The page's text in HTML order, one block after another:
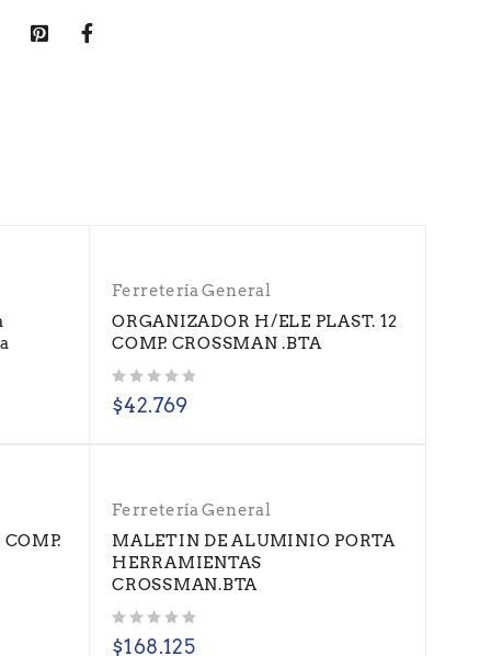
Ferretería General
ORGANIZADOR H/ELE PLAST. 12
COMP. CROSSMAN .BTA
$42.769
Ferretería General
MALETIN DE ALUMINIO PORTA
HERRAMIENTAS
CROSSMAN.BTA
$168.125